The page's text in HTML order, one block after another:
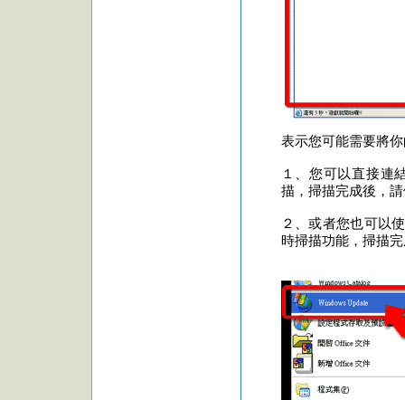
表示您可能需要將
１、您可以直接連
描，掃描完成後，
２、或者您也可以
時掃描功能，掃描